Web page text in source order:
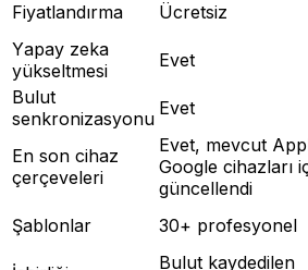
Fiyatlandırma Ücretsiz
Yapay zeka
yükseltmesi
Evet
Bulut
senkronizasyonu Evet
En son cihaz
çerçeveleri
Evet, mevcut
Google cihazları
güncellendi
Şablonlar 30+ profesyonel
Bulut kaydedilen